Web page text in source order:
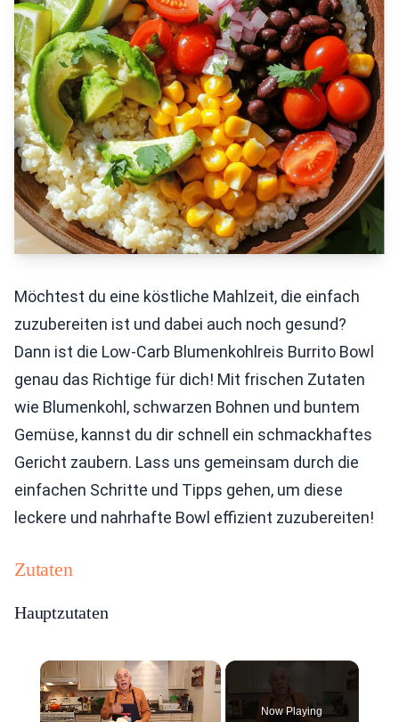
Möchtest du eine köstliche Mahlzeit, die einfach
zuzubereiten ist und dabei auch noch gesund?
Dann ist die Low-Carb Blumenkohlreis Burrito Bowl
genau das Richtige für dich! Mit frischen Zutaten
wie Blumenkohl, schwarzen Bohnen und buntem
Gemüse, kannst du dir schnell ein schmackhaftes
Gericht zaubern. Lass uns gemeinsam durch die
einfachen Schritte und Tipps gehen, um diese
leckere und nahrhafte Bowl effizient zuzubereiten!
Zutaten
Hauptzutaten
×
Now Playing